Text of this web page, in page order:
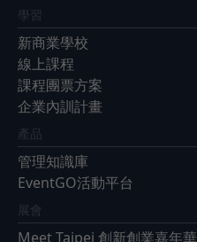
學習
新商業學校
線上課程
課程團票方案
企業內訓計畫
產品
管理知識庫
EventGO活動平台
展會
Meet Taipei 創新創業嘉年華